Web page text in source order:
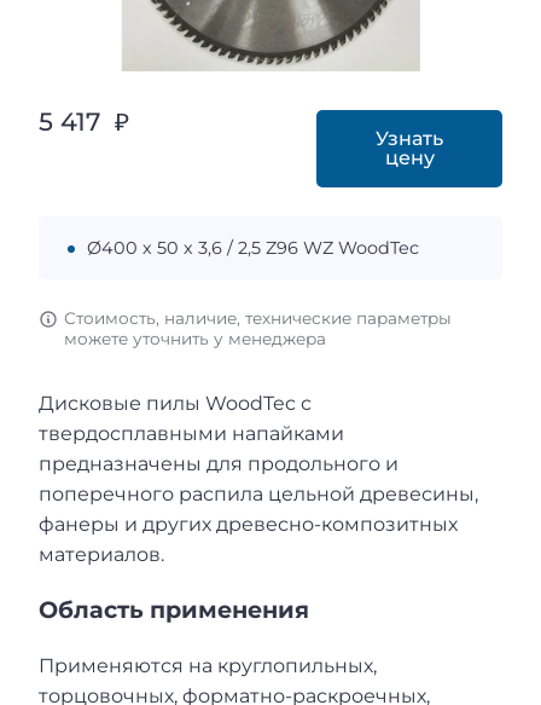
5 417 ₽
Узнать
цену
Ø400 х 50 х 3,6 / 2,5 Z96 WZ WoodTec
Стоимость, наличие, технические параметры
можете уточнить у менеджера
Дисковые пилы WoodTec с
твердосплавными напайками
предназначены для продольного и
поперечного распила цельной древесины,
фанеры и других древесно-композитных
материалов.
Область применения
Применяются на круглопильных,
торцовочных, форматно-раскроечных,